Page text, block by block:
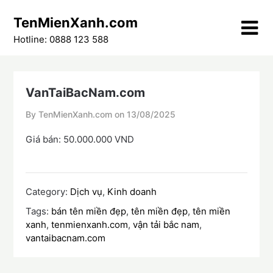
content
TenMienXanh.com
Hotline: 0888 123 588
VanTaiBacNam.com
By TenMienXanh.com on 13/08/2025
Giá bán: 50.000.000 VND
Category: Dịch vụ, Kinh doanh
Tags: bán tên miền đẹp,tên miền đẹp,tên miền
xanh,tenmienxanh.com,vận tải bắc nam,
vantaibacnam.com